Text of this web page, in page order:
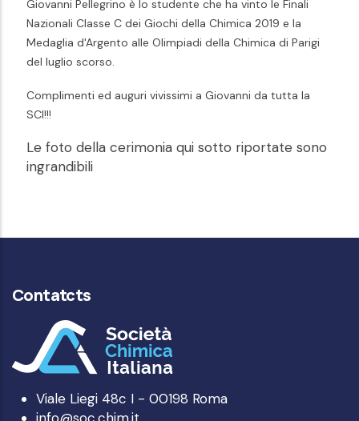
Giovanni Pellegrino è lo studente che ha vinto le Finali
Nazionali Classe C dei Giochi della Chimica 2019 e la
Medaglia d'Argento alle Olimpiadi della Chimica di Parigi
del luglio scorso.
Complimenti ed auguri vivissimi a Giovanni da tutta la
SCI!!!
Le foto della cerimonia qui sotto riportate sono
ingrandibili
Contatcts
Viale Liegi 48c I - 00198 Roma